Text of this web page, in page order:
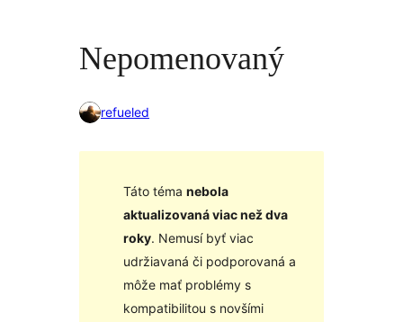
Nepomenovaný
refueled
Táto téma nebola
aktualizovaná viac než dva
roky. Nemusí byť viac
udržiavaná či podporovaná a
môže mať problémy s
kompatibilitou s novšími